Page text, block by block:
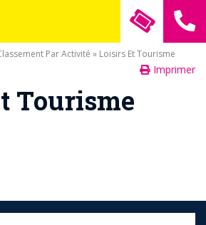
Par Activité » Loisirs Et Tourisme
Imprimer
Tourisme